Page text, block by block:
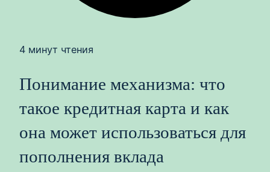
4 минут чтения
Понимание механизма: что
такое кредитная карта и как
она может использоваться для
пополнения вклада